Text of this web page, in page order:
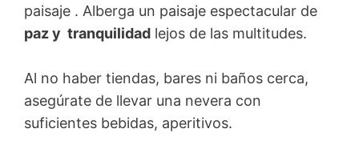
paisaje . Alberga un paisaje espectacular de
paz y tranquilidad lejos de las multitudes.
Al no haber tiendas, bares ni baños cerca,
asegúrate de llevar una nevera con
suficientes bebidas, aperitivos.